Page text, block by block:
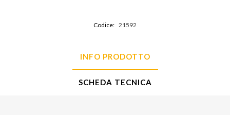
Codice: 21592
INFO PRODOTTO
SCHEDA TECNICA